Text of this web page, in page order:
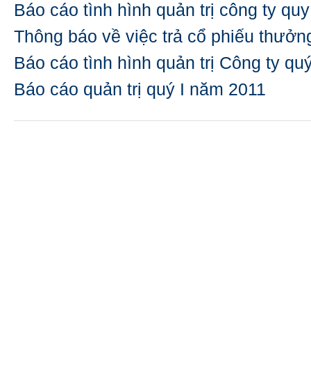
Báo cáo tình hình quản trị công ty
Thông báo về việc trả cổ phiếu
Báo cáo tình hình quản trị Công ty
Báo cáo quản trị quý I năm 2011